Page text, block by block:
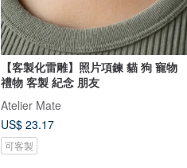
【客製化雷雕】照片項鍊 貓 狗 寵物
禮物 客製 紀念 朋友
Atelier Mate
US$ 23.17
可客製